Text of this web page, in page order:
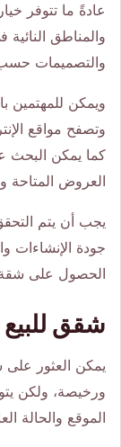
عادةً ما تتوفر
والمناطق
والتصميمات
ويمكن للمهتمين
وتصفح مواقع
كما يمكن البحث
العروض المتاحة
يجب أن يتم
جودة الإنشاءات
الحصول على شقة
شقق
يمكن العثور
ورخيصة، ولكن
الموقع والحالة